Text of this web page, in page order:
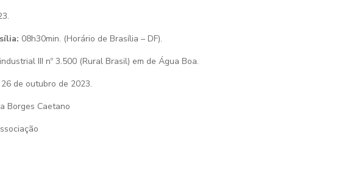
08h30min. (Horário de Brasília – DF).
III nº 3.500 (Rural Brasil) em de Água Boa.
de outubro de 2023.
Borges Caetano